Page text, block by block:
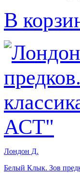
В
Лондон Д.
Белый Клык. Зов